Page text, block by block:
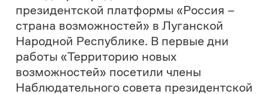
«Россия – страна возможностей» и
Луганской Народной Республикой было
заключено соглашение о
сотрудничестве. Подписанный документ
призван способствовать повышению
уровня вовлеченности жителей ЛНР в
проекты и конкурсы президентской